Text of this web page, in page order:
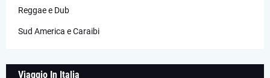
Reggae e Dub
Sud America e Caraibi
Viaggio In Italia